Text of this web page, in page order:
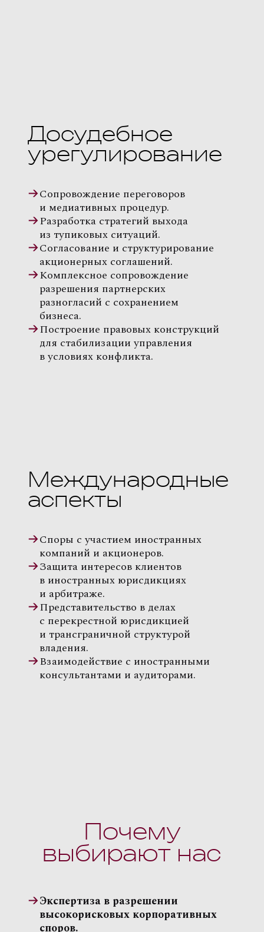
Споры с участием иностранных
компаний и акционеров.
Защита интересов клиентов
в иностранных юрисдикциях
и арбитраже.
Представительство в делах
с перекрестной юрисдикцией
и трансграничной структурой
владения.
Взаимодействие с иностранными
консультантами и аудиторами.
Международные
аспекты
Досудебное
урегулирование
Сопровождение переговоров
и медиативных процедур.
Разработка стратегий выхода
из тупиковых ситуаций.
Согласование и структурирование
акционерных соглашений.
Комплексное сопровождение
разрешения партнерских
разногласий с сохранением
бизнеса.
Построение правовых конструкций
для стабилизации управления
в условиях конфликта.
Экспертиза в разрешении
высокорисковых корпоративных
споров.
Почему
выбирают нас